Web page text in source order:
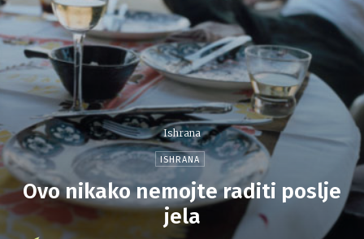
Ishrana
ISHRANA
Ovo nikako nemojte raditi poslje
jela